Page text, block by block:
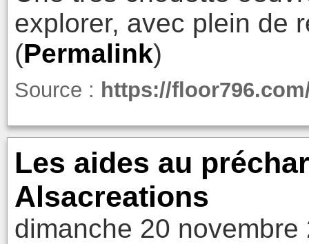
explorer, avec plein de
(Permalink)
Source : https://
Les aides au
Alsacreations
dimanche 20 novembre